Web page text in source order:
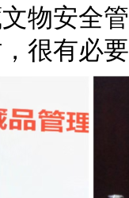
物安全
很有必